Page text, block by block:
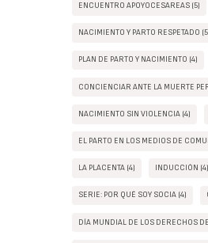
ENCUENTRO APOYOCESAREAS (5)
NACIMIENTO Y PARTO RESPETADO
PLAN DE PARTO Y NACIMIENTO (4)
CONCIENCIAR ANTE LA MUERTE
NACIMIENTO SIN VIOLENCIA (4)
EL PARTO EN LOS MEDIOS DE
LA PLACENTA (4) INDUCCIÓN (4)
SERIE: POR QUÉ SOY SOCIA (4)
DÍA MUNDIAL DE LOS DERECHOS